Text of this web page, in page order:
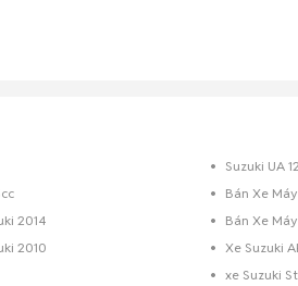
Suzuki UA
Bán Xe
2014
Bán Xe
2010
Xe Suzuki
xe Suzuki